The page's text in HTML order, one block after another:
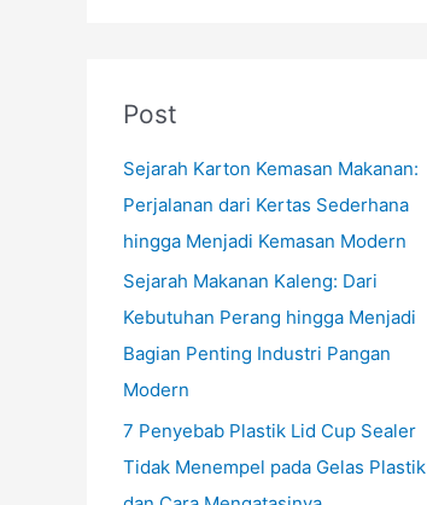
Post
Sejarah Karton Kemasan Makanan:
Perjalanan dari Kertas Sederhana
hingga Menjadi Kemasan Modern
Sejarah Makanan Kaleng: Dari
Kebutuhan Perang hingga Menjadi
Bagian Penting Industri Pangan
Modern
7 Penyebab Plastik Lid Cup Sealer
Tidak Menempel pada Gelas Plastik